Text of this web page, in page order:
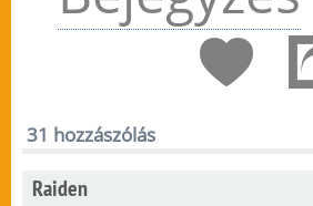
31 hozzászólás
Raiden